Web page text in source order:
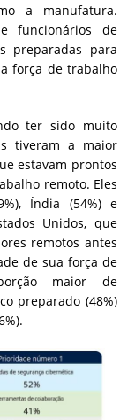
a manufatura.
funcionários de
preparadas para
força de trabalho
ter sido muito
tiveram a maior
estavam prontos
remoto. Eles
Índia (54%) e
Unidos, que
remotos antes
de sua força de
maior de
preparado (48%)